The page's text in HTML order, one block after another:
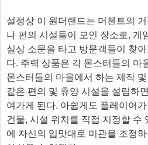
설정상 이 원더랜드는 머첸트의
나 편의 시설들이 모인 장소로, 게
실상 소문을 타고 방문객들이 찾
다. 주력 상품은 각 몬스터들의 마
몬스터들의 마을에서 하는 제작
같은 편의 및 휴양 시설을 설립하
여가게 된다. 아쉽게도 플레이어
건물, 시설 위치를 직접 지정할 수
에 자신의 입맛대로 미관을 조정